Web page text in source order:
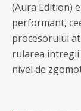
(Aura Edition)
performant,
procesorului
rularea
nivel de